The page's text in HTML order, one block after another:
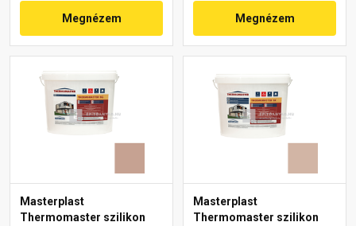
Megnézem Megnézem
Masterplast
Thermomaster szilikon
Masterplast
Thermomaster szilikon